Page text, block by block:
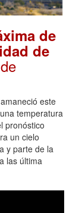
de
de
este
temperatura
pronóstico
un cielo
y parte de la
las última